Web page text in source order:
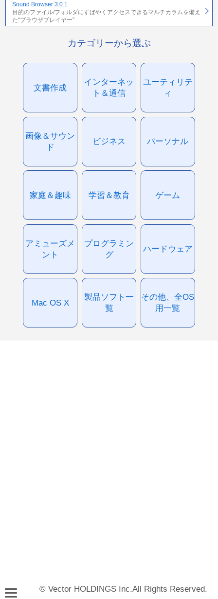
Sound Browser 3.0.1
目的のファイル/フォルダにすばやくアクセスできるマルチカラムを備え
た“ブラウザプレイヤー”
カテゴリーから選ぶ
文書作成
インターネッ
ト＆通信
ユーティリテ
ィ
画像＆サウン
ド
ビジネス パーソナル
家庭＆趣味 学習＆教育 ゲーム
アミューズメ
ント
プログラミン
グ
ハードウェア
Mac OS X
製品ソフト一
覧
その他、全OS
用一覧
© Vector HOLDINGS Inc.All Rights Reserved.